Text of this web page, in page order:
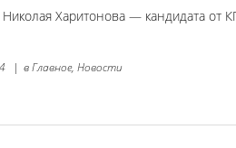
Харитонова — кандидата от
| вГлавное, Новости